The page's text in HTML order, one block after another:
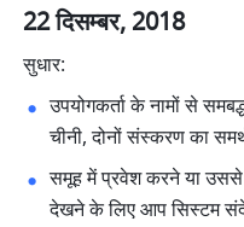
22 दिसम्बर, 2018
सुधार:
उपयोगकर्ता के नामों से
चीनी, दोनों संस्करण का
समूह में प्रवेश करने या उससे
देखने के लिए आप सिस्टम